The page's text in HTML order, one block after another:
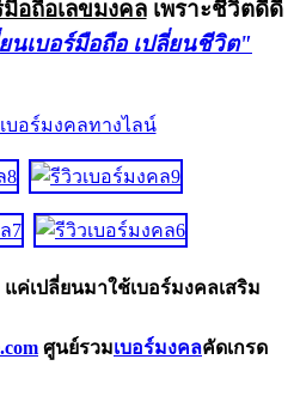
มือถือเลขมงคลเพราะชีวิตดีดี
นเบอร์มือถือ เปลี่ยนชีวิต"
ค่เปลี่ยนมาใช้เบอร์มงคลเสริม
ศูนย์รวมเบอร์มงคลคัดเกรด